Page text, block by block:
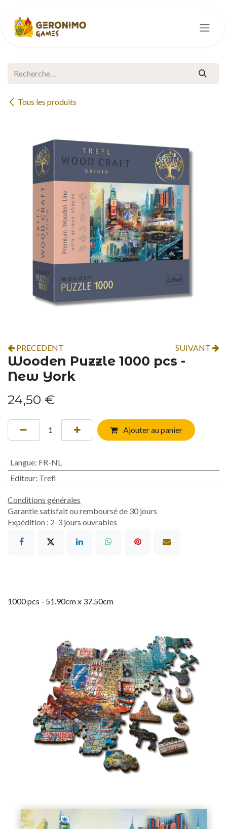
Tous les produits
PRECEDENT SUIVANT
Wooden Puzzle 1000 pcs -
New York
24,50 €
Ajouter au panier
Langue: FR-NL
Editeur: Trefl
Conditions générales
Garantie satisfait ou remboursé de 30 jours
Expédition : 2-3 jours ouvrables
1000 pcs - 51.90cm x 37.50cm